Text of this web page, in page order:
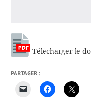
Télécharger le
PARTAGER :